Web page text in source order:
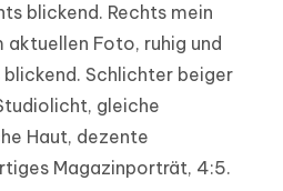
blickend. Rechts mein
aktuellen Foto, ruhig und
Schlichter beiger
gleiche
Haut, dezente
Magazinporträt, 4:5.